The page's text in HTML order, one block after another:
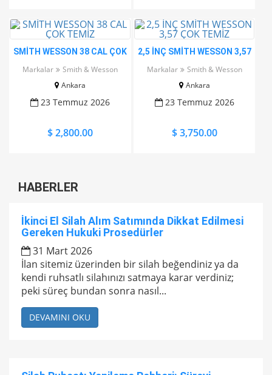
SMİTH WESSON 38 CAL ÇOK
Markalar
Smith & Wesson
Ankara
23 Temmuz 2026
$ 2,800.00
2,5 İNÇ SMİTH WESSON 3,57
Markalar
Smith & Wesson
Ankara
23 Temmuz 2026
$ 3,750.00
HABERLER
İkinci El Silah Alım Satımında Dikkat Edilmesi
Gereken Hukuki Prosedürler
31 Mart 2026
İlan sitemiz üzerinden bir silah beğendiniz ya da
kendi ruhsatlı silahınızı satmaya karar verdiniz;
peki süreç bundan sonra nasıl...
DEVAMINI OKU